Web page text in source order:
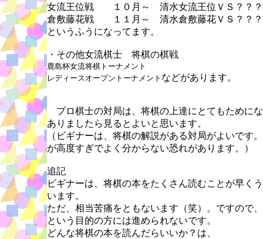
女流王位戦 １０月～ 清水女流王位ＶＳ？？？
倉敷藤花戦 １１月～ 清水倉敷藤花ＶＳ？？？
というふうになってます。
・その他女流棋士 将棋の棋戦
鹿島杯女流将棋トーナメント
レディースオープントーナメント などがあります。
プロ棋士の対局は、将棋の上達にとてもために
ありましたら見るとよいと思います。
（ビギナーは、将棋の解説がある対局がよいです
が高度すぎでよく分からない恐れがあります。）
追記
ビギナーは、将棋の本をたくさん読むことが早く
います。
ただ、相当苦痛をともないます（笑）。ですので
という目的の方には進められないです。
どんな将棋の本を読んだらいいか？は、